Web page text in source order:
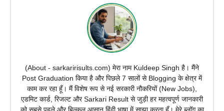
(About - sarkaririsults.com) मेरा नाम Kuldeep Singh है। मैंने
Post Graduation किया है और पिछले 7 सालों से Blogging के क्षेत्र में
काम कर रहा हूँ। मैं विशेष रूप से नई सरकारी नौकरियों (New Jobs),
एडमिट कार्ड, रिजल्ट और Sarkari Result से जुड़ी हर महत्वपूर्ण जानकारी